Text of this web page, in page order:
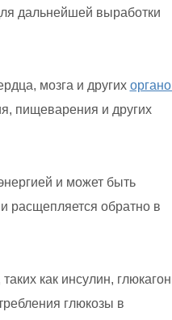
дальнейшей выработки
мозга и других
пищеварения и других
и может быть
расщепляется обратно в
как инсулин,
глюкозы в